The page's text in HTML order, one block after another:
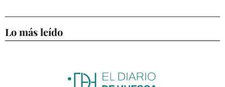
Lo más leído